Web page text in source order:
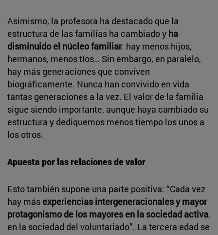
Asimismo, la profesora ha destacado que la
estructura de las familias ha cambiado y ha
disminuido el núcleo familiar: hay menos hijos,
hermanos, menos tíos… Sin embargo, en paralelo,
hay más generaciones que conviven
biográficamente. Nunca han convivido en vida
tantas generaciones a la vez. El valor de la familia
sigue siendo importante, aunque haya cambiado su
estructura y dediquemos menos tiempo los unos a
los otros.
Apuesta por las relaciones de valor
Esto también supone una parte positiva: “Cada vez
hay más experiencias intergeneracionales y mayor
protagonismo de los mayores en la sociedad activa,
en la sociedad del voluntariado”. La tercera edad se